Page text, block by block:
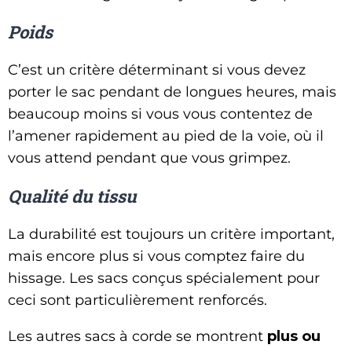
Poids
C’est un critère déterminant si vous devez
porter le sac pendant de longues heures, mais
beaucoup moins si vous vous contentez de
l’amener rapidement au pied de la voie, où il
vous attend pendant que vous grimpez.
Qualité du tissu
La durabilité est toujours un critère important,
mais encore plus si vous comptez faire du
hissage. Les sacs conçus spécialement pour
ceci sont particulièrement renforcés.
Les autres sacs à corde se montrent plus ou